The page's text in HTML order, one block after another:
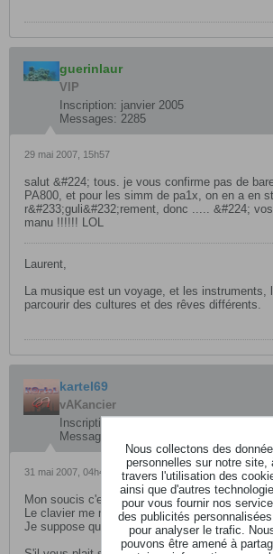
guerinlaur
VIP
Inscription: janvier 2005
Messages: 2285
29 mai 2007, 15h57
salut &#224; tous. je vous confirme pas de
PA800, et pour les simm de pa1x, on en a en
r&#233;guli&#232;rement, donc ..... &#224;
manu !!!!!! LOL
Laurent,
La musique est un voyage, et les instruments,
parcourir des cultures et des rêves différents.
kartel69
vAKancier
Inscription:
Messages:
31 mai 2007, 04h42
Mon soucis c'est que, je veux échantilloner
Le clavier me mets "not enough space"....
Je suppose que c'est en rapport avec la
Nous collectons des
personnelles sur notre site,
travers l'utilisation des
ainsi que d'autres
pour vous fournir nos
des publicités
pour analyser le trafic.
pouvons être amené à